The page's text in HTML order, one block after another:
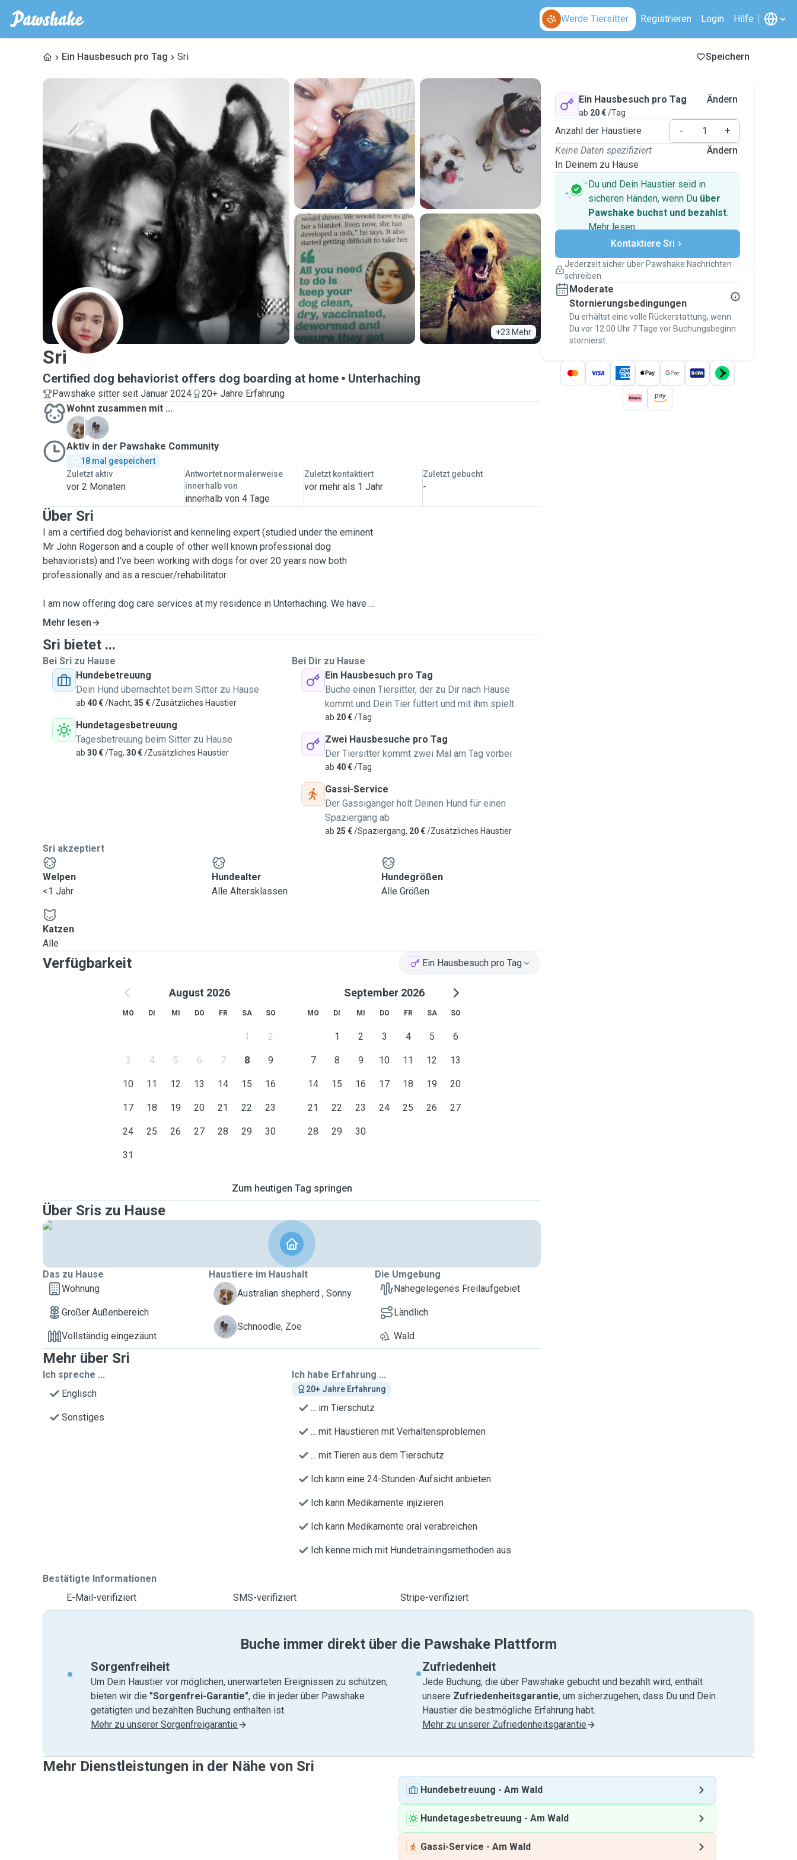
Werde Tiersitter Registrieren Login Hilfe
Ein Hausbesuch pro Tag Sri Speichern
+23 Mehr
S
Sri
Certified dog behaviorist offers dog boarding at home Unterhaching
Pawshake sitter seit Januar 2024
20+ Jahre Erfahrung
Wohnt zusammen mit ...
S
Z
Aktiv in der Pawshake Community
18 mal gespeichert
Zuletzt aktiv
vor 2 Monaten
Antwortet normalerweise
innerhalb von
innerhalb von 4 Tage
Zuletzt kontaktiert
vor mehr als 1 Jahr
Zuletzt gebucht
-
Über Sri
I am a certified dog behaviorist and kenneling expert (studied under the eminent
Mr John Rogerson and a couple of other well known professional dog
behaviorists) and I've been working with dogs for over 20 years now both
professionally and as a rescuer/rehabilitator.
I am now offering dog care services at my residence in Unterhaching. We have a
nice enclosed garden and a sizeable balcony as well. Having raised/worked
with most breeds, dogs of all sizes and breeds are welcome as long as they
get along with my small, 5kg rescued michling who is as gentle as they come.
Services offered are day care boarding, short and long term boarding. Dog
training is offered separately. I prefer to board one dog at a time or multiple
dogs only if they're from the same family, as I prefer to not have my attention
divided. The guests won't be left alone during their stay.
Being tick/flea free and up to date on vaccination is a must.
Feel free to reach out for more details. Credentials are available for verification
Mehr lesen
Sri bietet ...
Bei Sri zu Hause
Hundebetreuung
Dein Hund übernachtet beim Sitter zu Hause
ab 40 €/Nacht, 35 €/Zusätzliches Haustier
Hundetagesbetreuung
Tagesbetreuung beim Sitter zu Hause
ab 30 €/Tag, 30 €/Zusätzliches Haustier
Bei Dir zu Hause
Ein Hausbesuch pro Tag
Buche einen Tiersitter, der zu Dir nach Hause
kommt und Dein Tier füttert und mit ihm spielt
ab 20 €/Tag
Zwei Hausbesuche pro Tag
Der Tiersitter kommt zwei Mal am Tag vorbei
ab 40 €/Tag
Gassi-Service
Der Gassigänger holt Deinen Hund für einen
Spaziergang ab
ab 25 €/Spaziergang, 20 €/Zusätzliches Haustier
Sri akzeptiert
Welpen
<1 Jahr
Hundealter
Alle Altersklassen
Hundegrößen
Alle Größen
Katzen
Alle
Verfügbarkeit Ein Hausbesuch pro Tag
August 2026
MO DI MI DO FR SA SO
1 2
3 4 5 6 7 8 9
10 11 12 13 14 15 16
17 18 19 20 21 22 23
24 25 26 27 28 29 30
31
September 2026
MO DI MI DO FR SA SO
1 2 3 4 5 6
7 8 9 10 11 12 13
14 15 16 17 18 19 20
21 22 23 24 25 26 27
28 29 30
Zum heutigen Tag springen
Über Sris zu Hause
Das zu Hause
Wohnung
Großer Außenbereich
Vollständig eingezäunt
Haustiere im Haushalt
S
Australian shepherd , Sonny
Z Schnoodle, Zoe
Die Umgebung
Nahegelegenes Freilaufgebiet
Ländlich
Wald
Mehr über Sri
Ich spreche ...
Englisch
Sonstiges
Ich habe Erfahrung ...
20+ Jahre Erfahrung
... im Tierschutz
... mit Haustieren mit Verhaltensproblemen
... mit Tieren aus dem Tierschutz
Ich kann eine 24-Stunden-Aufsicht anbieten
Ich kann Medikamente injizieren
Ich kann Medikamente oral verabreichen
Ich kenne mich mit Hundetrainingsmethoden aus
Bestätigte Informationen
E-Mail-verifiziert
SMS-verifiziert Stripe-verifiziert
Ein Hausbesuch pro Tag
ab 20 €/Tag
Ändern
Anzahl der Haustiere -
+
Keine Daten spezifiziert
In Deinem zu Hause
Ändern
Du und Dein Haustier seid in
sicheren Händen, wenn Du über
Pawshake buchst und bezahlst.
Mehr lesenSichere Zahlungen
Unterstützung, falls sich Deine
Versicherte Buchungen
Erledige alles über Pawshake – von der
ersten Nachricht bis zur Bezahlung –, um
über diePawshake-Garantieabgesichert zu
sein
Kontaktiere Sri
Jederzeit sicher über Pawshake Nachrichten
schreiben
Moderate
Stornierungsbedingungen
Du erhältst eine volle Rückerstattung, wenn
Du vor 12:00 Uhr 7 Tage vor Buchungsbeginn
stornierst.
Buche immer direkt über die Pawshake Plattform
Sorgenfreiheit
Um Dein Haustier vor möglichen, unerwarteten Ereignissen zu schützen,
bieten wir die "Sorgenfrei-Garantie", die in jeder über Pawshake
getätigten und bezahlten Buchung enthalten ist.
Mehr zu unserer Sorgenfreigarantie
Zufriedenheit
Jede Buchung, die über Pawshake gebucht und bezahlt wird, enthält
unsere Zufriedenheitsgarantie, um sicherzugehen, dass Du und Dein
Haustier die bestmögliche Erfahrung habt.
Mehr zu unserer Zufriedenheitsgarantie
Mehr Dienstleistungen in der Nähe von Sri
Hundebetreuung - Am Wald
Hundetagesbetreuung - Am Wald
Gassi-Service - Am Wald